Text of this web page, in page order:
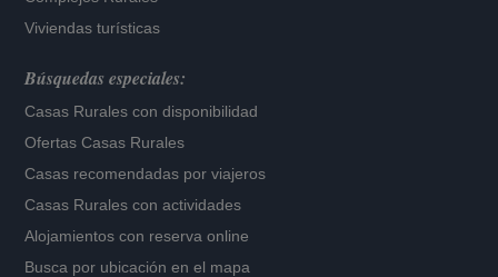
Viviendas turísticas
Búsquedas especiales:
Casas Rurales con disponibilidad
Ofertas Casas Rurales
Casas recomendadas por viajeros
Casas Rurales con actividades
Alojamientos con reserva online
Busca por ubicación en el mapa